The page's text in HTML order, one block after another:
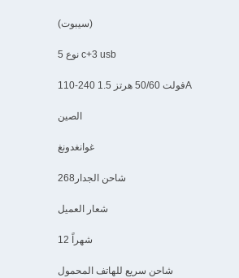
(سيبوت)
5 نوع c+3 usb
110-240 فولت 50/60 هرتز 1.5A
الصين
غوانغدونغ
268شاحن الجدار
شعار العميل
12 شهراً
شاحن سريع للهاتف المحمول